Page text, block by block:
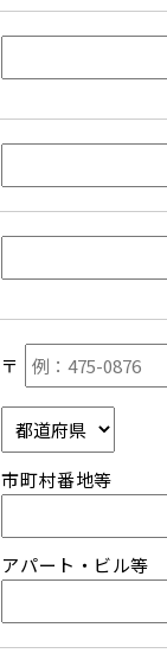
〒
市町村番地等
アパート・ビル等